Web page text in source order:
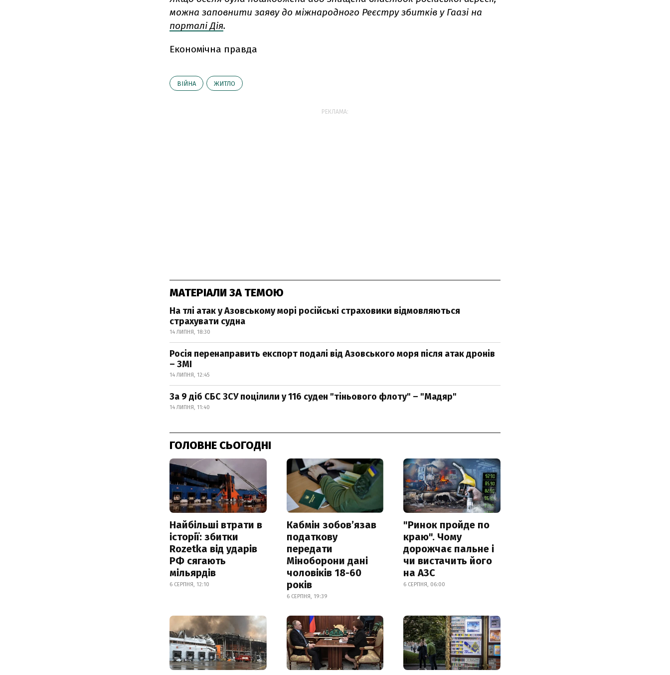
можна заповнити заяву до міжнародного Реєстру збитків у Гаазі на
порталі Дія.
Економічна правда
ВІЙНА ЖИТЛО
РЕКЛАМА:
МАТЕРІАЛИ ЗА ТЕМОЮ
На тлі атак у Азовському морі російські страховики відмовляються
страхувати судна
14 ЛИПНЯ, 18:30
Росія перенаправить експорт подалі від Азовського моря після атак дронів
– ЗМІ
14 ЛИПНЯ, 12:45
За 9 діб СБС ЗСУ поцілили у 116 суден "тіньового флоту" – "Мадяр"
14 ЛИПНЯ, 11:40
ГОЛОВНЕ СЬОГОДНІ
Найбільші втрати в
історії: збитки
Rozetka від ударів
РФ сягають
мільярдів
6 СЕРПНЯ, 12:10
Кабмін зобовʼязав
податкову
передати
Міноборони дані
чоловіків 18-60
років
6 СЕРПНЯ, 19:39
"Ринок пройде по
краю". Чому
дорожчає пальне і
чи вистачить його
на АЗС
6 СЕРПНЯ, 06:00